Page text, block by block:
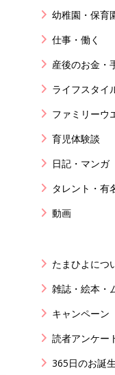
幼稚園・保育
仕事・働く
産後のお金・
ライフスタイ
ファミリーウ
育児体験談
日記・マンガ
タレント・有
動画
たまひよにつ
雑誌・絵本・
キャンペーン
読者アンケー
365日のお誕